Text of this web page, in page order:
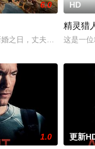
6.0
之日，丈夫被日军残害
HD
精灵猎
这是一
1.0 更新